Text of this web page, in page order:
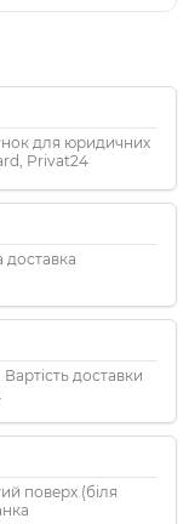
для юридичних
Privat24
доставка
доставки
поверх (біля